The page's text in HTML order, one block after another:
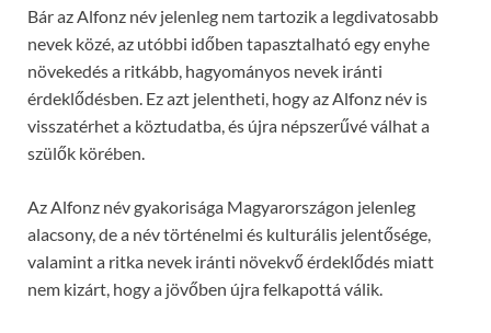
Bár az Alfonz név jelenleg nem tartozik a legdivatosabb
nevek közé, az utóbbi időben tapasztalható egy enyhe
növekedés a ritkább, hagyományos nevek iránti
érdeklődésben. Ez azt jelentheti, hogy az Alfonz név is
visszatérhet a köztudatba, és újra népszerűvé válhat a
szülők körében.
Az Alfonz név gyakorisága Magyarországon jelenleg
alacsony, de a név történelmi és kulturális jelentősége,
valamint a ritka nevek iránti növekvő érdeklődés miatt
nem kizárt, hogy a jövőben újra felkapottá válik.